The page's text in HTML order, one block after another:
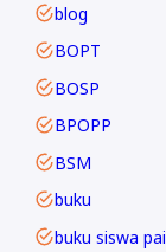
blog
BOPT
BOSP
BPOPP
BSM
buku
buku siswa pai